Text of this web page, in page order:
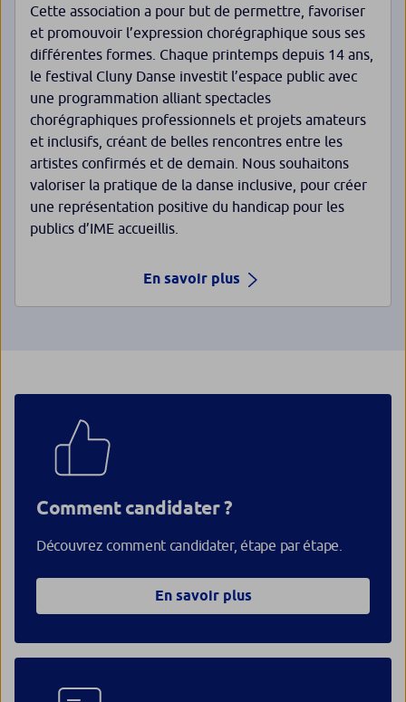
Cette association a pour but de permettre, favoriser
et promouvoir l’expression chorégraphique sous ses
différentes formes. Chaque printemps depuis 14 ans,
le festival Cluny Danse investit l’espace public avec
une programmation alliant spectacles
chorégraphiques professionnels et projets amateurs
et inclusifs, créant de belles rencontres entre les
artistes confirmés et de demain. Nous souhaitons
valoriser la pratique de la danse inclusive, pour créer
une représentation positive du handicap pour les
publics d’IME accueillis.
En savoir plus
Comment candidater ?
Découvrez comment candidater, étape par étape.
En savoir plus